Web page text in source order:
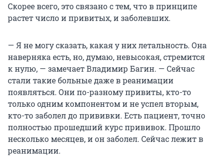
Скорее всего, это связано с тем, что в принципе
растет число и привитых, и заболевших.
— Я не могу сказать, какая у них летальность. Она
наверняка есть, но, думаю, невысокая, стремится
к нулю, — замечает Владимир Багин. — Сейчас
стали такие больные даже в реанимации
появляться. Они по-разному привиты, кто-то
только одним компонентом и не успел вторым,
кто-то заболел до прививки. Есть пациент, точно
полностью прошедший курс прививок. Прошло
несколько месяцев, и он заболел. Сейчас лежит в
реанимации.